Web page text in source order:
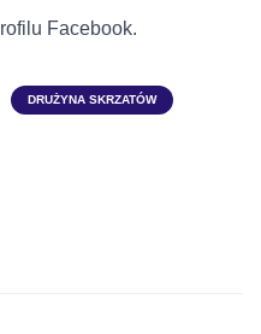
Facebook.
DRUŻYNA SKRZATÓW